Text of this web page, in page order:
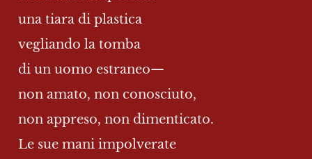
una tiara di plastica
vegliando la tomba
di un uomo estraneo—
non amato, non conosciuto,
non appreso, non dimenticato.
Le sue mani impolverate